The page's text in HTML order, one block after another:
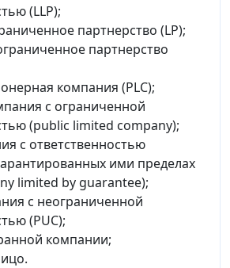
(LLP);
партнерство (LP);
партнерство
компания (PLC);
с ограниченной
(public limited company);
с ответственностью
ими пределах
limited by guarantee);
с неограниченной
(PUC);
компании;